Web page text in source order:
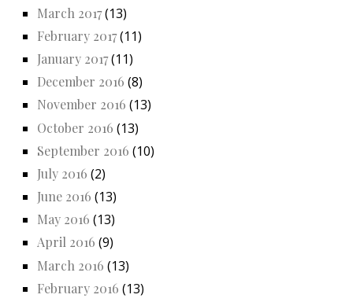
March 2017(13)
February 2017(11)
January 2017(11)
December 2016 (8)
November 2016 (13)
October 2016 (13)
September 2016 (10)
July 2016 (2)
June 2016 (13)
May 2016 (13)
April 2016 (9)
March 2016 (13)
February 2016 (13)